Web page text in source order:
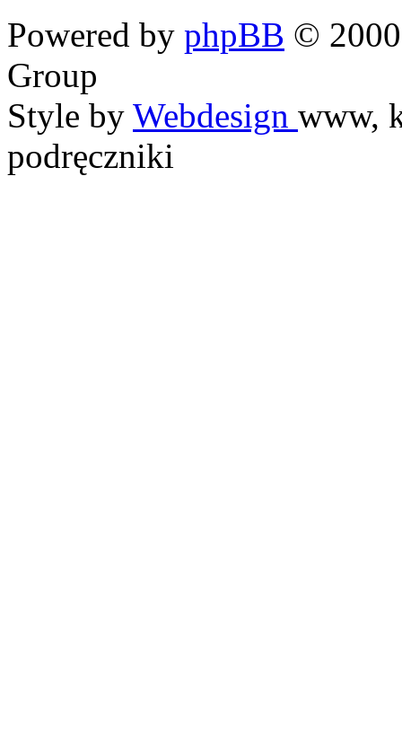
Powered by phpBB ©
Group
Style by Webdesign www,
podręczniki